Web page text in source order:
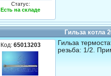
Статус:
Есть на складе
Гильза котла
Код: 65013203
Гильза
резьба: 1/2.